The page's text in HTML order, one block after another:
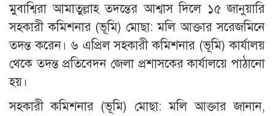
মুবাশ্বিরা আমাতুল্লাহ তদন্তের আশ্বাস দিলে ১৫ জানুয়ারি
সহকারী কমিশনার (ভূমি) মোছা: মলি আক্তার সরেজমিনে
তদন্ত করেন। ৬ এপ্রিল সহকারী কমিশনার (ভূমি) কার্যালয়
থেকে তদন্ত প্রতিবেদন জেলা প্রশাসকের কার্যালয়ে পাঠানো
হয়।
সহকারী কমিশনার (ভূমি) মোছা: মলি আক্তার জানান,